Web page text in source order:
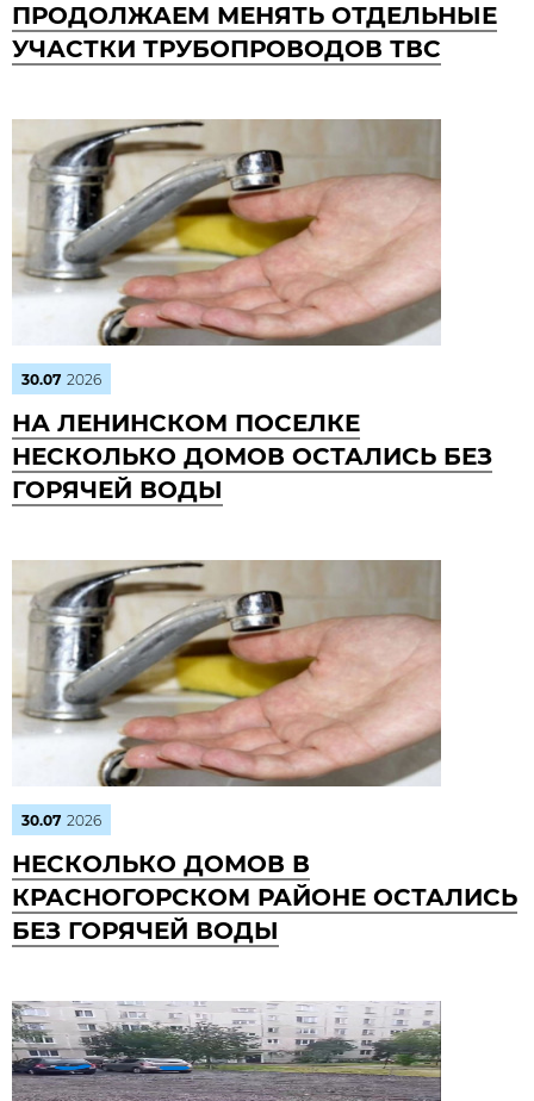
ПРОДОЛЖАЕМ МЕНЯТЬ ОТДЕЛЬНЫЕ
УЧАСТКИ ТРУБОПРОВОДОВ ТВС
30.07 2026
НА ЛЕНИНСКОМ ПОСЕЛКЕ
НЕСКОЛЬКО ДОМОВ ОСТАЛИСЬ БЕЗ
ГОРЯЧЕЙ ВОДЫ
30.07 2026
НЕСКОЛЬКО ДОМОВ В
КРАСНОГОРСКОМ РАЙОНЕ ОСТАЛИСЬ
БЕЗ ГОРЯЧЕЙ ВОДЫ